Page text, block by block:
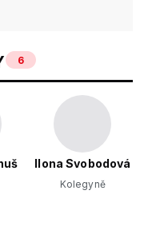
6
Ilona Svobodová
Kolegyně